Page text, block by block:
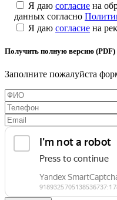
Я даю согласие на
данных согласно
Я даю согласие на
Получить полную версию (PDF)
Заполните пожалуйста